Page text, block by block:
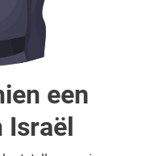
een
Israël